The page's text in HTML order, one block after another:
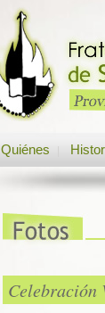
Quiénes
Celebración